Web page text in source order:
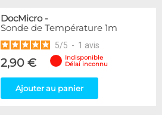
DocMicro-
Sonde de Température 1m
5/5 - 1 avis
2,90 €
Indisponible
Délai inconnu
Ajouter au panier